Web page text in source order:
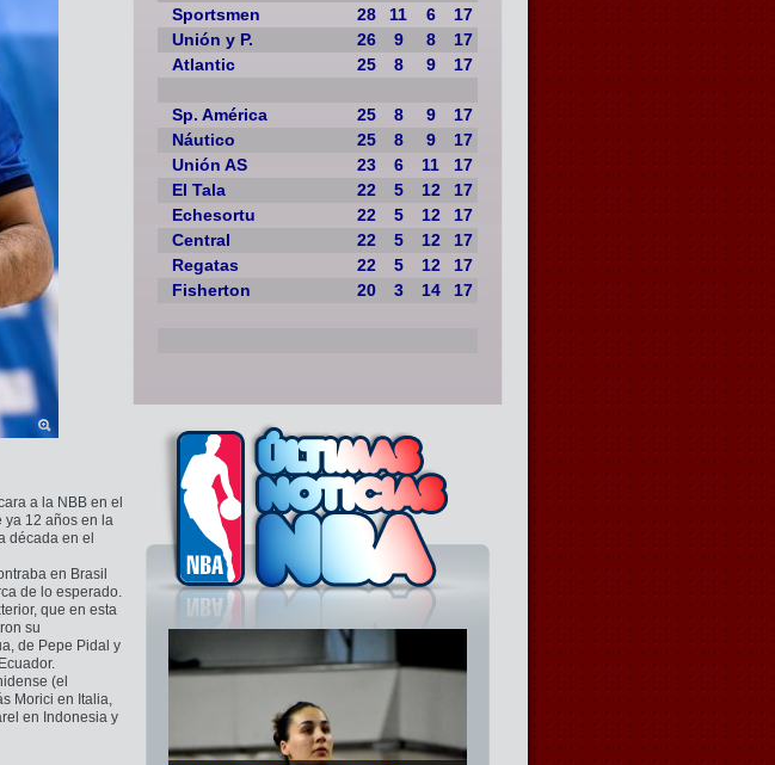
Sportsmen
28 11 6
17
Unión y P.
26 9 8
17
Atlantic
25 8 9 17
Sp. América 25 8 9
17
Náutico
25 8 9
17
Unión AS
23 6 11
17
El Tala
22 5 12
17
Echesortu
22 5 12
17
Central
22 5 12
17
Regatas
22 5 12
17
Fisherton
20 3 14 17
a la NBB en el
ya 12 años en la
década en el
en Brasil
de lo esperado.
que en esta
su
de Pepe Pidal y
(el
Morici en Italia,
en Indonesia y